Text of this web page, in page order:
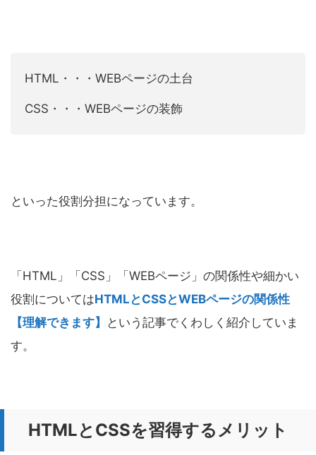
HTML・・・WEBページの土台
CSS・・・WEBページの装飾
といった役割分担になっています。
「HTML」「CSS」「WEBページ」の関係性や細かい
役割についてはHTMLとCSSとWEBページの関係性
【理解できます】
という記事でくわしく紹介していま
す。
HTMLとCSSを習得するメリット